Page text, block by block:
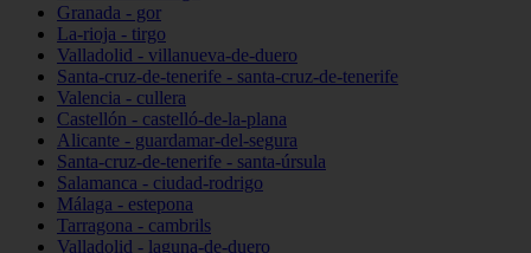
Granada - gor
La-rioja - tirgo
Valladolid - villanueva-de-duero
Santa-cruz-de-tenerife - santa-cruz-de-tenerife
Valencia - cullera
Castellón - castelló-de-la-plana
Alicante - guardamar-del-segura
Santa-cruz-de-tenerife - santa-úrsula
Salamanca - ciudad-rodrigo
Málaga - estepona
Tarragona - cambrils
Valladolid - laguna-de-duero